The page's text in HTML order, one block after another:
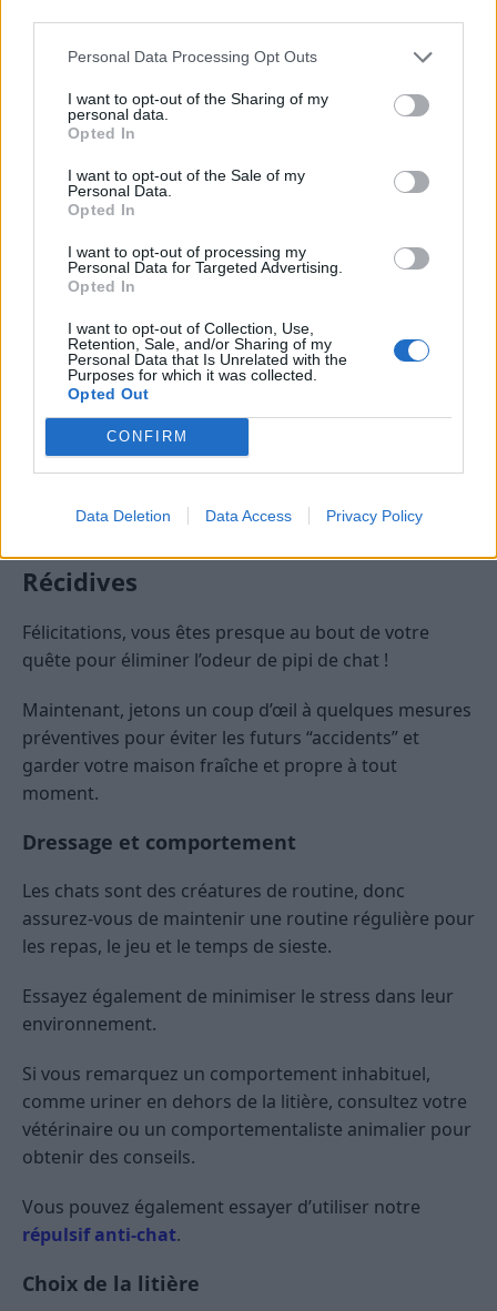
Personal Data Processing Opt Outs
I want to opt-out of the Sharing of my
personal data.
Opted In
I want to opt-out of the Sale of my
Personal Data.
Opted In
I want to opt-out of processing my
Personal Data for Targeted Advertising.
Opted In
I want to opt-out of Collection, Use,
Retention, Sale, and/or Sharing of my
Personal Data that Is Unrelated with the
Purposes for which it was collected.
Opted Out
CONFIRM
Data Deletion Data Access Privacy Policy
Après avoir nettoyé la zone avec du vinaigre,
saupoudrez généreusement de bicarbonate de
Laissez agir pendant quelques heures (ou même
de soude absorbe les odeurs, laissant votre pièce
fraîche et propre !
Autres remèdes naturels
essentielle de citron diluée, le jus de citron, ou même
l’eau gazeuse.
N’oubliez pas de toujours tester une petite surface en
premier pour vous assurer que votre désodorisant
ne tache pas ou n’endommage pas votre tapis, vos
Prévention : Comment Éviter les
Récidives
Félicitations, vous êtes presque au bout de votre
quête pour éliminer l’odeur de pipi de chat !
Maintenant, jetons un coup d’œil à quelques mesures
préventives pour éviter les futurs “accidents” et
garder votre maison fraîche et propre à tout
moment.
Dressage et comportement
Les chats sont des créatures de routine, donc
assurez-vous de maintenir une routine régulière pour
les repas, le jeu et le temps de sieste.
Essayez également de minimiser le stress dans leur
environnement.
Si vous remarquez un comportement inhabituel,
comme uriner en dehors de la litière, consultez votre
vétérinaire ou un comportementaliste animalier pour
obtenir des conseils.
Vous pouvez également essayer d’utiliser notre
répulsif anti-chat.
Choix de la litière